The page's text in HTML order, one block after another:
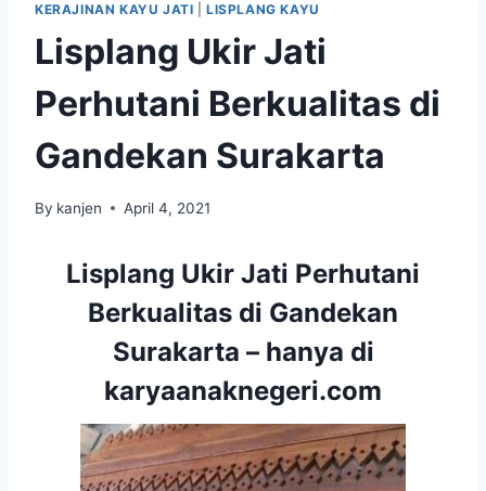
KERAJINAN KAYU JATI |LISPLANG KAYU
Lisplang Ukir Jati
Perhutani Berkualitas di
Gandekan Surakarta
By kanjen April 4, 2021
Lisplang Ukir Jati Perhutani
Berkualitas di Gandekan
Surakarta – hanya di
karyaanaknegeri.com